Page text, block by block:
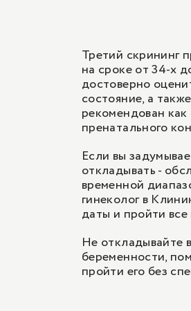
Третий скрининг
на сроке от 34-х
достоверно
состояние, а
рекомендован
пренатального
Если вы
откладывать -
временной
гинеколог в
даты и пройти
Не откладывайте
беременности,
пройти его без